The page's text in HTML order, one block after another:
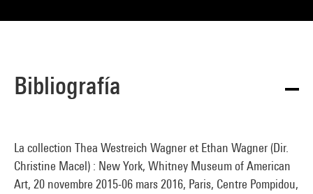
Bibliografía
La collection Thea Westreich Wagner et Ethan Wagner (Dir.
Christine Macel) : New York, Whitney Museum of American
Art, 20 novembre 2015-06 mars 2016, Paris, Centre Pompidou,